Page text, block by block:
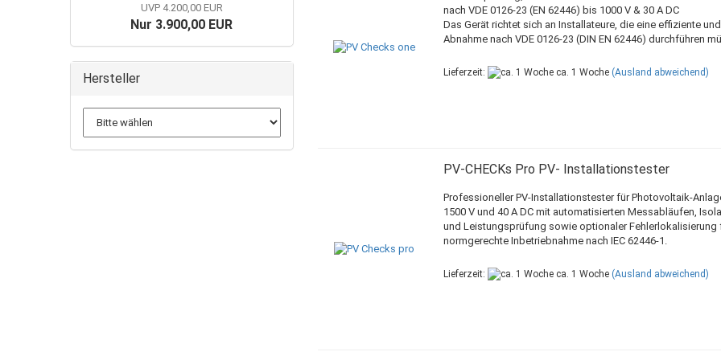
nach VDE 0126-23 (EN 62446) bis 1000 V & 30 A DC
Das Gerät richtet sich an Installateure, die eine effiziente
Abnahme nach VDE 0126-23 (DIN EN 62446) durchführen
Lieferzeit: ca. 1 Woche (Ausland abweichend)
PV-CHECKs Pro PV- Installationstester
Professioneller PV-Installationstester für Photovoltaik-
1500 V und 40 A DC mit automatisierten Messabläufen,
und Leistungsprüfung sowie optionaler Fehlerlokalisierung
normgerechte Inbetriebnahme nach IEC 62446-1.
Lieferzeit: ca. 1 Woche (Ausland abweichend)
UVP 4.200,00 EUR
Nur 3.900,00 EUR
Hersteller